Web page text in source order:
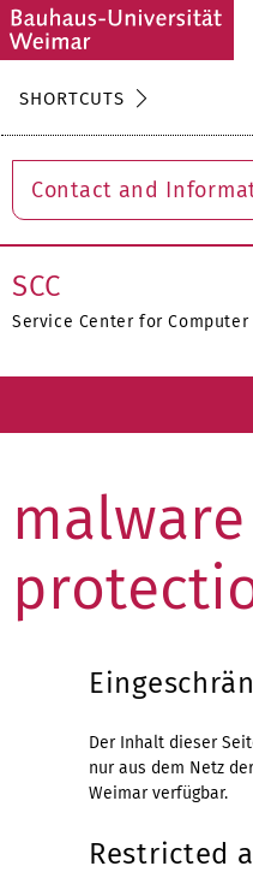
SHORTCUTS
Contact and
SCC
Service Center for
malware
Der Inhalt dieser
nur aus dem Netz
Weimar verfügbar.
Restricted